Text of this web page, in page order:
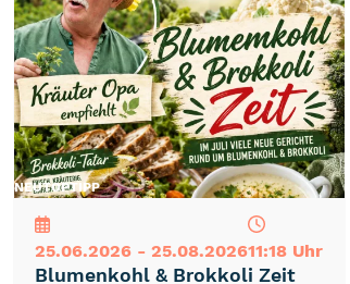
NEUTOPTIPP
25.06.2026 - 25.08.202611:18 Uhr
Blumenkohl & Brokkoli Zeit